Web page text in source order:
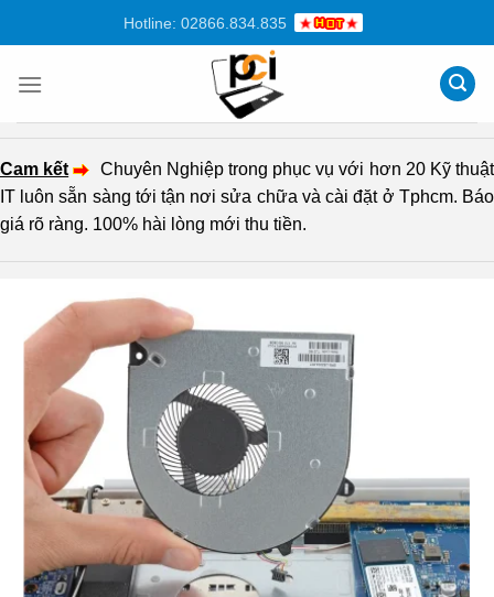
dung
Hotline: 02866.834.835
Cam kết
Chuyên Nghiệp trong phục vụ với hơn 20 Kỹ thuật
IT luôn sẵn sàng tới tận nơi sửa chữa và cài đặt ở Tphcm. Báo
giá rõ ràng. 100% hài lòng mới thu tiền.